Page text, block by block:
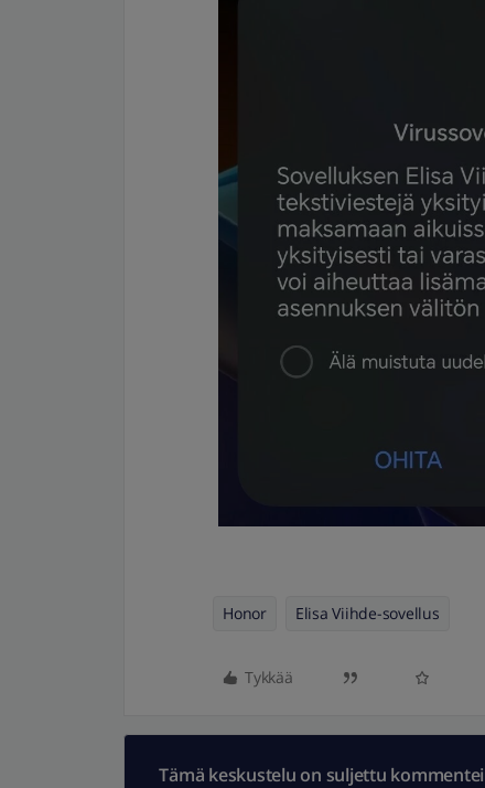
Honor Elisa Viihde-sovellus
Tykkää
Tämä keskustelu on suljettu